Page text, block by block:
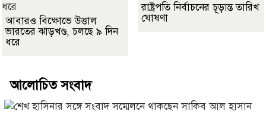
আবারও বিক্ষোভে উত্তাল
ভারতের ঝাড়খণ্ড, চলছে ৯ দিন
ধরে
রাষ্ট্রপতি নির্বাচনের চূড়ান্ত তারিখ
ঘোষণা
আলোচিত সংবাদ